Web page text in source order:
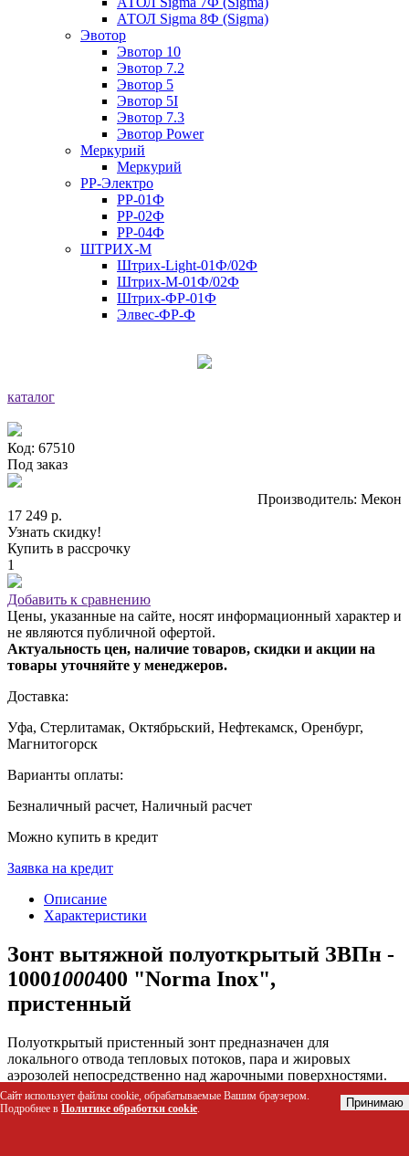
АТОЛ Sigma 8Ф (Sigma)
Эвотор
Эвотор 10
Эвотор 7.2
Эвотор 5
Эвотор 5I
Эвотор 7.3
Эвотор Power
Меркурий
Меркурий
РР-Электро
РР-01Ф
РР-02Ф
РР-04Ф
ШТРИХ-М
Штрих-Light-01Ф/02Ф
Штрих-М-01Ф/02Ф
Штрих-ФР-01Ф
Элвес-ФР-Ф
каталог
Код: 67510
Под заказ
Производитель: Мекон
17 249 р.
Узнать скидку!
Купить в рассрочку
1
Добавить к сравнению
Цены, указанные на сайте, носят информационный характер и
не являются публичной офертой.
Актуальность цен, наличие товаров, скидки и акции на
товары уточняйте у менеджеров.
Доставка:
Уфа, Стерлитамак, Октябрьский, Нефтекамск, Оренбург,
Магнитогорск
Варианты оплаты:
Безналичный расчет, Наличный расчет
Можно купить в кредит
Заявка на кредит
Описание
Характеристики
Зонт вытяжной полуоткрытый ЗВПн -
10001000400 "Norma Inox",
пристенный
Полуоткрытый пристенный зонт предназначен для
локального отвода тепловых потоков, пара и жировых
аэрозолей непосредственно над жарочными поверхностями.
Устройство эффективно решает проблему загрязнения
кухонного оборудования и воздуха в помещении, обеспечивая
Сайт использует файлы cookie, обрабатываемые Вашим браузером.
Подробнее в Политике обработки cookie. Принимаю